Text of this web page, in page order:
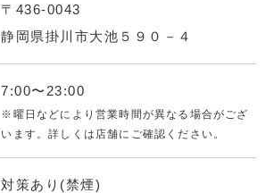
〒436-0043
静岡県掛川市大池５９０－４
7:00〜23:00
※曜日などにより営業時間が異なる場合がござ
います。詳しくは店舗にご確認ください。
対策あり(禁煙)